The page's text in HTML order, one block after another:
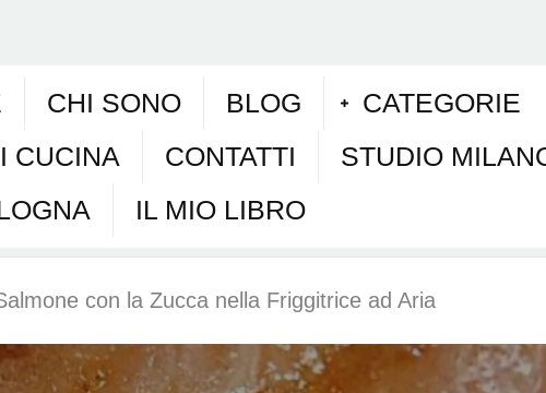
CHI SONO BLOG
CATEGORIE
CUCINA
CONTATTI
STUDIO
IL MIO LIBRO
con la Zucca nella Friggitrice ad Aria